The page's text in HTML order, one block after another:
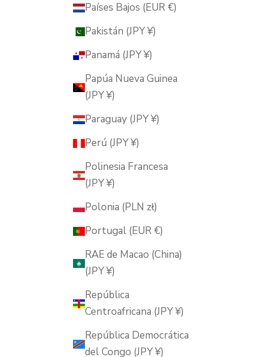
Países Bajos (EUR €)
Pakistán (JPY ¥)
Panamá (JPY ¥)
Papúa Nueva Guinea
(JPY ¥)
Paraguay (JPY ¥)
Perú (JPY ¥)
Polinesia Francesa
(JPY ¥)
Polonia (PLN zł)
Portugal (EUR €)
RAE de Macao (China)
(JPY ¥)
República
Centroafricana (JPY ¥)
República Democrática
del Congo (JPY ¥)